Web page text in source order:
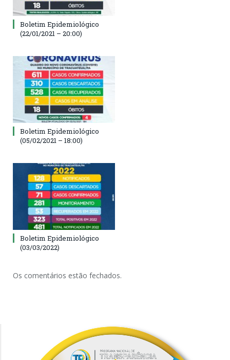
Boletim Epidemiológico
(22/01/2021 – 20:00)
Boletim Epidemiológico
(05/02/2021 – 18:00)
Boletim Epidemiológico
(03/03/2022)
Os comentários estão fechados.